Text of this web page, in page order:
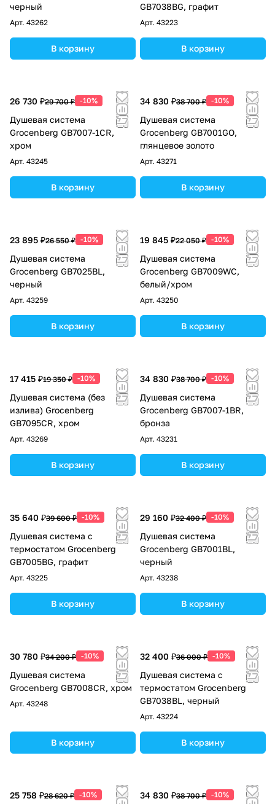
черный
Арт. 43262
В корзину
GB7038BG, графит
Арт. 43223
В корзину
26 730 ₽29 700 ₽ -10%
Душевая система
Grocenberg GB7007-1CR,
хром
Арт. 43245
В корзину
34 830 ₽38 700 ₽ -10%
Душевая система
Grocenberg GB7001GO,
глянцевое золото
Арт. 43271
В корзину
23 895 ₽26 550 ₽ -10%
Душевая система
Grocenberg GB7025BL,
черный
Арт. 43259
В корзину
19 845 ₽22 050 ₽ -10%
Душевая система
Grocenberg GB7009WC,
белый/хром
Арт. 43250
В корзину
17 415 ₽19 350 ₽ -10%
Душевая система (без
излива) Grocenberg
GB7095CR, хром
Арт. 43269
В корзину
34 830 ₽38 700 ₽ -10%
Душевая система
Grocenberg GB7007-1BR,
бронза
Арт. 43231
В корзину
35 640 ₽39 600 ₽ -10%
Душевая система с
термостатом Grocenberg
GB7005BG, графит
Арт. 43225
В корзину
29 160 ₽32 400 ₽ -10%
Душевая система
Grocenberg GB7001BL,
черный
Арт. 43238
В корзину
30 780 ₽34 200 ₽ -10%
Душевая система
Grocenberg GB7008CR, хром
Арт. 43248
В корзину
32 400 ₽36 000 ₽ -10%
Душевая система с
термостатом Grocenberg
GB7038BL, черный
Арт. 43224
В корзину
25 758 ₽28 620 ₽ -10% 34 830 ₽38 700 ₽ -10%